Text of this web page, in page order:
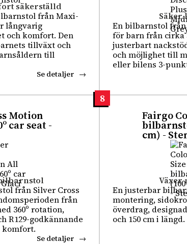
säkerställd
från Maxi-
långvarig
och komfort. Den
tillväxt och
till
Se detaljer
Säker
En bilbarnstol
för barn från cirka
justerbart
och möjlighet till
eller bilens 3-
Motion
car seat -
från Silver Cross
från
360º rotation,
R129-godkännande
komfort.
Se detaljer
8
Växer
Fairgo
cm) -
En justerbar
montering,
överdrag,
och 150 cm i längd.